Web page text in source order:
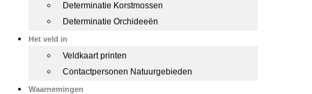
Determinatie Korstmossen
Determinatie Orchideeën
Het veld in
Veldkaart printen
Contactpersonen Natuurgebieden
Waarnemingen